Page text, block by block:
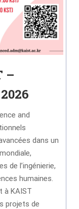
–
and
dans un
de l’ingénierie,
humaines.
à KAIST
projets de